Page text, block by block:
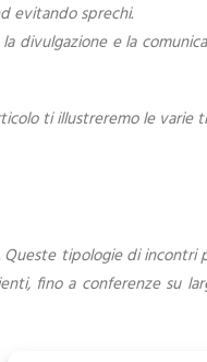
evitando sprechi.
divulgazione e la
ti illustreremo le varie
tipologie di incontri
fino a conferenze su